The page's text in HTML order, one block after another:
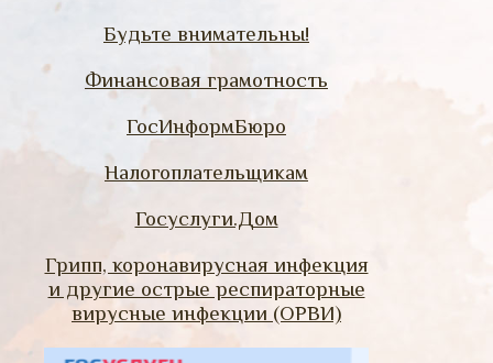
Будьте внимательны!
Финансовая грамотность
ГосИнформБюро
Налогоплательщикам
Госуслуги.Дом
Грипп, коронавирусная инфекция
и другие острые респираторные
вирусные инфекции (ОРВИ)